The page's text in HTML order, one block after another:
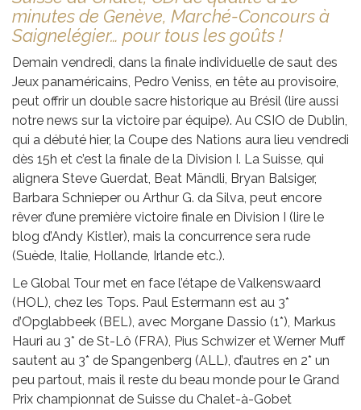
minutes de Genève, Marché-Concours à
Saignelégier… pour tous les goûts !
Demain vendredi, dans la finale individuelle de saut des
Jeux panaméricains, Pedro Veniss, en tête au provisoire,
peut offrir un double sacre historique au Brésil (lire aussi
notre news sur la victoire par équipe). Au CSIO de Dublin,
qui a débuté hier, la Coupe des Nations aura lieu vendredi
dès 15h et c’est la finale de la Division I. La Suisse, qui
alignera Steve Guerdat, Beat Mändli, Bryan Balsiger,
Barbara Schnieper ou Arthur G. da Silva, peut encore
rêver d’une première victoire finale en Division I (lire le
blog d’Andy Kistler), mais la concurrence sera rude
(Suède, Italie, Hollande, Irlande etc.).
Le Global Tour met en face l’étape de Valkenswaard
(HOL), chez les Tops. Paul Estermann est au 3*
d’Opglabbeek (BEL), avec Morgane Dassio (1*), Markus
Hauri au 3* de St-Lô (FRA), Pius Schwizer et Werner Muff
sautent au 3* de Spangenberg (ALL), d’autres en 2* un
peu partout, mais il reste du beau monde pour le Grand
Prix championnat de Suisse du Chalet-à-Gobet